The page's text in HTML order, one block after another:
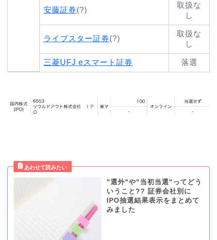
安藤証券(?)
取扱な
し
ライブスター証券(?)
取扱な
し
三菱UFJ eスマート証券 落選
"選外"や"当初当選"ってどう
いうこと?? 証券会社別に
IPO抽選結果表示をまとめて
みました